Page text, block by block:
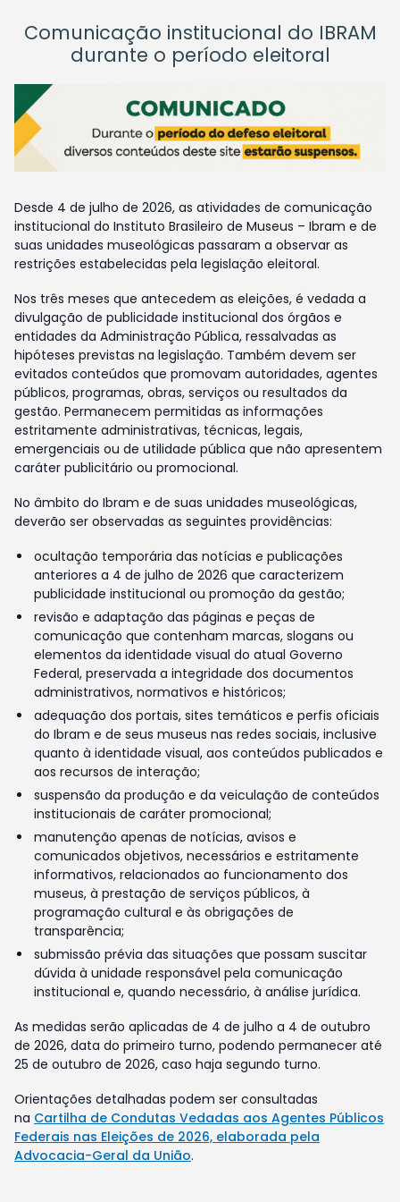
Comunicação institucional do IBRAM
durante o período eleitoral
Desde 4 de julho de 2026, as atividades de comunicação
institucional do Instituto Brasileiro de Museus – Ibram e de
suas unidades museológicas passaram a observar as
restrições estabelecidas pela legislação eleitoral.
Nos três meses que antecedem as eleições, é vedada a
divulgação de publicidade institucional dos órgãos e
entidades da Administração Pública, ressalvadas as
hipóteses previstas na legislação. Também devem ser
evitados conteúdos que promovam autoridades, agentes
públicos, programas, obras, serviços ou resultados da
gestão. Permanecem permitidas as informações
estritamente administrativas, técnicas, legais,
emergenciais ou de utilidade pública que não apresentem
caráter publicitário ou promocional.
No âmbito do Ibram e de suas unidades museológicas,
deverão ser observadas as seguintes providências:
ocultação temporária das notícias e publicações
anteriores a 4 de julho de 2026 que caracterizem
publicidade institucional ou promoção da gestão;
revisão e adaptação das páginas e peças de
comunicação que contenham marcas, slogans ou
elementos da identidade visual do atual Governo
Federal, preservada a integridade dos documentos
administrativos, normativos e históricos;
adequação dos portais, sites temáticos e perfis oficiais
do Ibram e de seus museus nas redes sociais, inclusive
quanto à identidade visual, aos conteúdos publicados e
aos recursos de interação;
suspensão da produção e da veiculação de conteúdos
institucionais de caráter promocional;
manutenção apenas de notícias, avisos e
comunicados objetivos, necessários e estritamente
informativos, relacionados ao funcionamento dos
museus, à prestação de serviços públicos, à
programação cultural e às obrigações de
transparência;
submissão prévia das situações que possam suscitar
dúvida à unidade responsável pela comunicação
institucional e, quando necessário, à análise jurídica.
As medidas serão aplicadas de 4 de julho a 4 de outubro
de 2026, data do primeiro turno, podendo permanecer até
25 de outubro de 2026, caso haja segundo turno.
Orientações detalhadas podem ser consultadas
na Cartilha de Condutas Vedadas aos Agentes Públicos
Federais nas Eleições de 2026, elaborada pela
Advocacia-Geral da União.